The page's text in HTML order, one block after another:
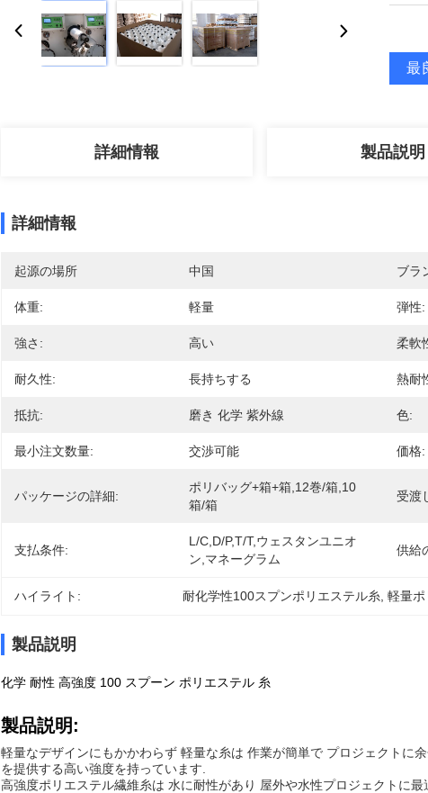
最
詳細情報 製品説明
詳細情報
起源の場所 中国 ブラ
体重: 軽量 弾性:
強さ: 高い 柔軟
耐久性: 長持ちする 熱耐
抵抗: 磨き 化学 紫外線 色:
最小注文数量: 交渉可能 価格:
パッケージの詳細:
ポリバッグ+箱+箱,12巻/箱,10
箱/箱
受渡
支払条件:
L/C,D/P,T/T,ウェスタンユニオ
ン,マネーグラム
供給
ハイライト: 耐化学性100スプンポリエステル糸 , 軽量
製品説明
化学 耐性 高強度 100 スプーン ポリエステル 糸
製品説明:
軽量なデザインにもかかわらず 軽量な糸は 作業が簡単で プロジェクトに
を提供する高い強度を持っています.
高強度ポリエステル繊維糸は 水に耐性があり 屋外や水性プロジェクトに